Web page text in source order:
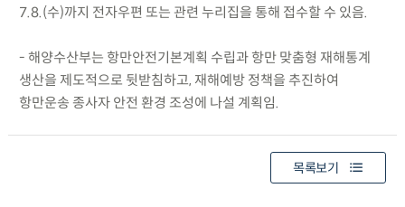
7.8.(수)까지 전자우편 또는 관련 누리집을 통해 접수할 수 있음.
- 해양수산부는 항만안전기본계획 수립과 항만 맞춤형 재해통계
생산을 제도적으로 뒷받침하고, 재해예방 정책을 추진하여
항만운송 종사자 안전 환경 조성에 나설 계획임.
목록보기